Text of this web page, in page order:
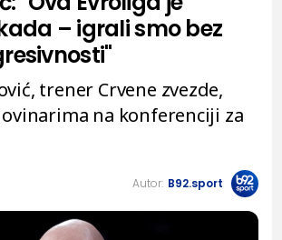
– igrali smo bez
trener Crvene zvezde,
na konferenciji za
Autor: B92.sport